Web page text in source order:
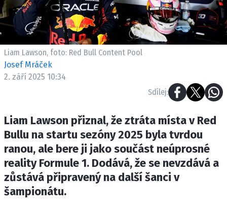
SLEDUJTE NÁS NA|
ETICKÝ KODEX
OSOBNÍ ÚDAJE / COOKIES
Provozovatelem serveru F1NEWS.cz je
INCORP MEDIA GROUP s.r.o., IČ: 118 23 054
Liam Lawson, foto: Red Bull Content Pool
Josef Mráček
2. září 2025 10:34
Sdílej:
Liam Lawson přiznal, že ztráta místa v Red
Bullu na startu sezóny 2025 byla tvrdou
ranou, ale bere ji jako součást neúprosné
reality Formule 1. Dodává, že se nevzdává a
zůstává připravený na další šanci v
šampionátu.